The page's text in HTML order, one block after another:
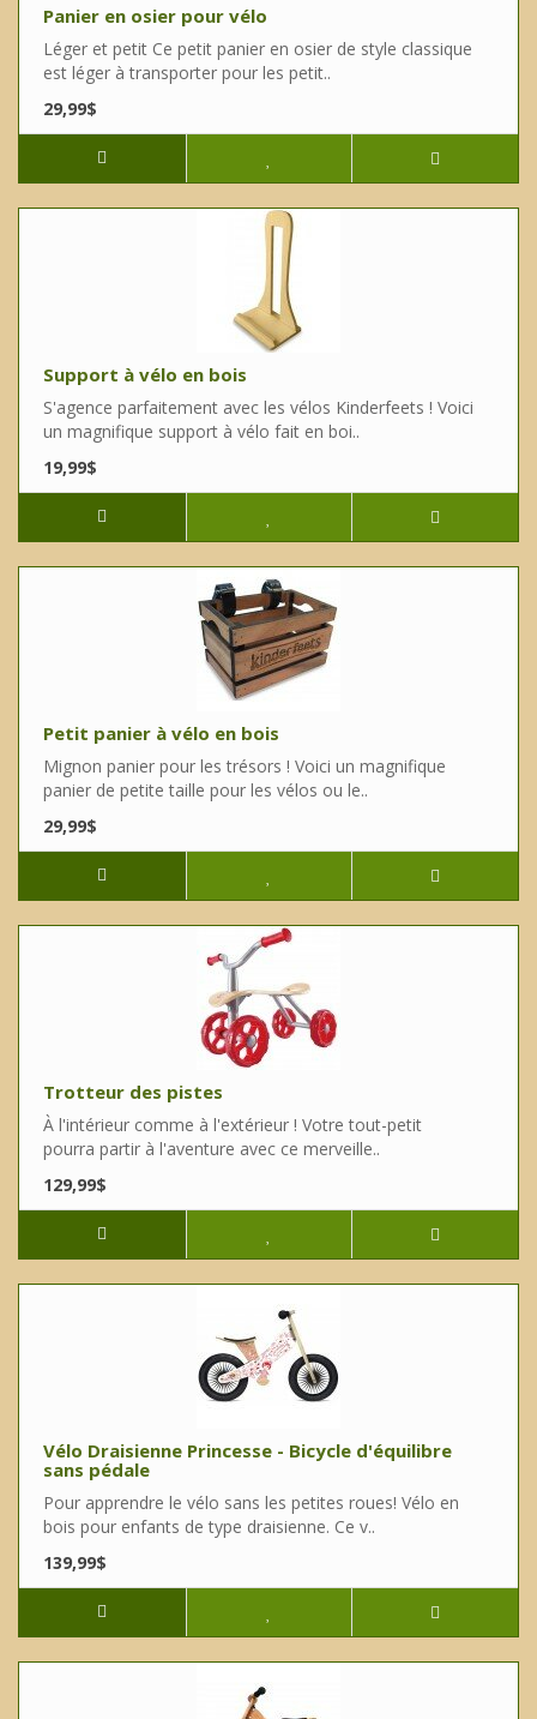
Panier en osier pour vélo
Léger et petit Ce petit panier en osier de style classique
est léger à transporter pour les petit..
29,99$
Support à vélo en bois
S'agence parfaitement avec les vélos Kinderfeets ! Voici
un magnifique support à vélo fait en boi..
19,99$
Petit panier à vélo en bois
Mignon panier pour les trésors ! Voici un magnifique
panier de petite taille pour les vélos ou le..
29,99$
Trotteur des pistes
À l'intérieur comme à l'extérieur ! Votre tout-petit
pourra partir à l'aventure avec ce merveille..
129,99$
Vélo Draisienne Princesse - Bicycle d'équilibre
sans pédale
Pour apprendre le vélo sans les petites roues! Vélo en
bois pour enfants de type draisienne. Ce v..
139,99$